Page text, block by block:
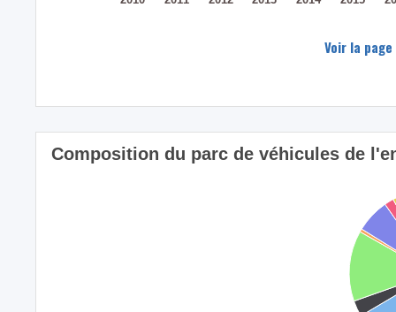
Voir la
Composition du parc de véhicules de